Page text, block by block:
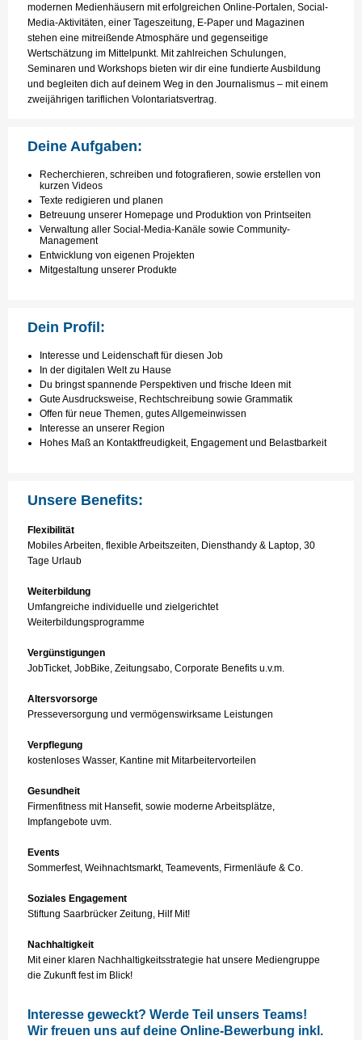
modernen Medienhäusern mit erfolgreichen Online-Portalen, Social-
Media-Aktivitäten, einer Tageszeitung, E-Paper und Magazinen
stehen eine mitreißende Atmosphäre und gegenseitige
Wertschätzung im Mittelpunkt. Mit zahlreichen Schulungen,
Seminaren und Workshops bieten wir dir eine fundierte Ausbildung
und begleiten dich auf deinem Weg in den Journalismus – mit einem
zweijährigen tariflichen Volontariatsvertrag.
Deine Aufgaben:
Recherchieren, schreiben und fotografieren, sowie erstellen von
kurzen Videos
Texte redigieren und planen
Betreuung unserer Homepage und Produktion von Printseiten
Verwaltung aller Social-Media-Kanäle sowie Community-
Management
Entwicklung von eigenen Projekten
Mitgestaltung unserer Produkte
Dein Profil:
Interesse und Leidenschaft für diesen Job
In der digitalen Welt zu Hause
Du bringst spannende Perspektiven und frische Ideen mit
Gute Ausdrucksweise, Rechtschreibung sowie Grammatik
Offen für neue Themen, gutes Allgemeinwissen
Interesse an unserer Region
Hohes Maß an Kontaktfreudigkeit, Engagement und Belastbarkeit
Unsere Benefits:
Flexibilität
Mobiles Arbeiten, flexible Arbeitszeiten, Diensthandy & Laptop, 30
Tage Urlaub
Weiterbildung
Umfangreiche individuelle und zielgerichtet
Weiterbildungsprogramme
Vergünstigungen
JobTicket, JobBike, Zeitungsabo, Corporate Benefits u.v.m.
Altersvorsorge
Presseversorgung und vermögenswirksame Leistungen
Verpflegung
kostenloses Wasser, Kantine mit Mitarbeitervorteilen
Gesundheit
Firmenfitness mit Hansefit, sowie moderne Arbeitsplätze,
Impfangebote uvm.
Events
Sommerfest, Weihnachtsmarkt, Teamevents, Firmenläufe & Co.
Soziales Engagement
Stiftung Saarbrücker Zeitung, Hilf Mit!
Nachhaltigkeit
Mit einer klaren Nachhaltigkeitsstrategie hat unsere Mediengruppe
die Zukunft fest im Blick!
Interesse geweckt? Werde Teil unsers Teams!
Wir freuen uns auf deine Online-Bewerbung inkl.